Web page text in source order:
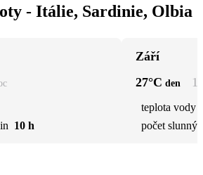
- Itálie, Sardinie, Olbia
10 h
Září
27°C den
teplota vody
počet